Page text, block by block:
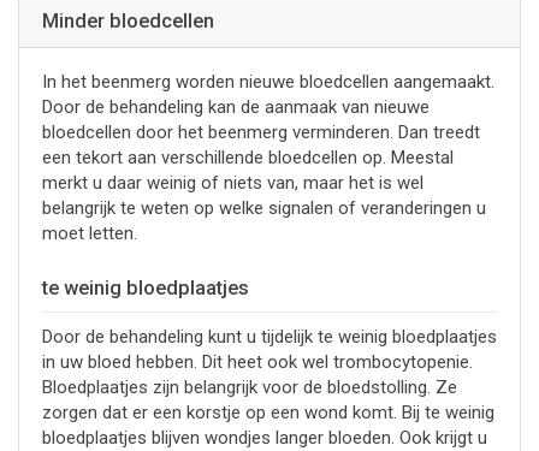
Minder bloedcellen
In het beenmerg worden nieuwe bloedcellen aangemaakt.
Door de behandeling kan de aanmaak van nieuwe
bloedcellen door het beenmerg verminderen. Dan treedt
een tekort aan verschillende bloedcellen op. Meestal
merkt u daar weinig of niets van, maar het is wel
belangrijk te weten op welke signalen of veranderingen u
moet letten.
te weinig bloedplaatjes
Door de behandeling kunt u tijdelijk te weinig bloedplaatjes
in uw bloed hebben. Dit heet ook wel trombocytopenie.
Bloedplaatjes zijn belangrijk voor de bloedstolling. Ze
zorgen dat er een korstje op een wond komt. Bij te weinig
bloedplaatjes blijven wondjes langer bloeden. Ook krijgt u